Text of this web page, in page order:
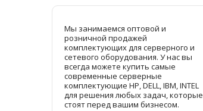
Мы занимаемся оптовой и
розничной продажей
комплектующих для серверного и
сетевого оборудования. У нас вы
всегда можете купить самые
современные серверные
комплектующие HP, DELL, IBM, INTEL
для решения любых задач, которые
стоят перед вашим бизнесом.